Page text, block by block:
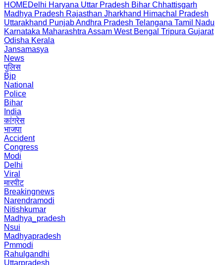
HOMEDelhi Haryana Uttar Pradesh Bihar Chhattisgarh
Madhya Pradesh Rajasthan Jharkhand Himachal Pradesh
Uttarakhand PunjabAndhra Pradesh Telangana Tamil Nadu
Karnataka Maharashtra Assam West Bengal Tripura Gujarat
Odisha Kerala
Jansamasya
News
पुलिस
Bjp
National
Police
Bihar
India
कांग्रेस
भाजपा
Accident
Congress
Modi
Delhi
Viral
मारपीट
Breakingnews
Narendramodi
Nitishkumar
Madhya_pradesh
Nsui
Madhyapradesh
Pmmodi
Rahulgandhi
Uttarpradesh